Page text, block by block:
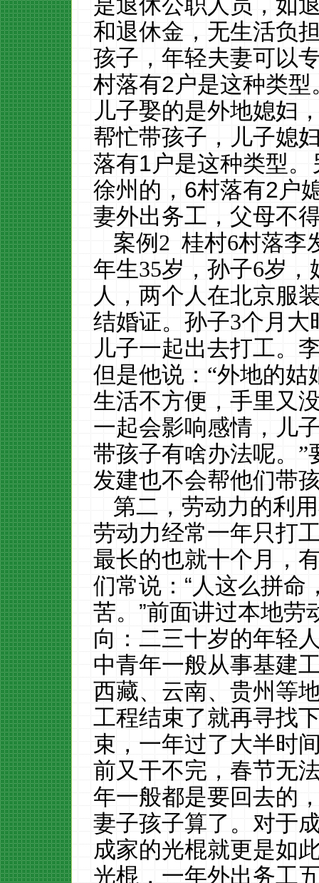
和退休金，无生活负
孩子，年轻夫妻可以
村落有2户是这种类型
儿子娶的是外地媳妇
帮忙带孩子，儿子媳
落有1户是这种类型。
徐州的，6村落有2户
妻外出务工，父母不
案例2 桂村6村落李
年生35岁，孙子6岁，
人，两个人在北京服
结婚证。孙子3个月大
儿子一起出去打工。
但是他说：“外地的姑
生活不方便，手里又
一起会影响感情，儿
带孩子有啥办法呢。”
发建也不会帮他们带
第二，劳动力的利
劳动力经常一年只打
最长的也就十个月，
们常说：“人这么拼命
苦。”前面讲过本地劳
向：二三十岁的年轻
中青年一般从事基建
西藏、云南、贵州等
工程结束了就再寻找
束，一年过了大半时
前又干不完，春节无
年一般都是要回去的
妻子孩子算了。对于
成家的光棍就更是如
光棍，一年外出务工